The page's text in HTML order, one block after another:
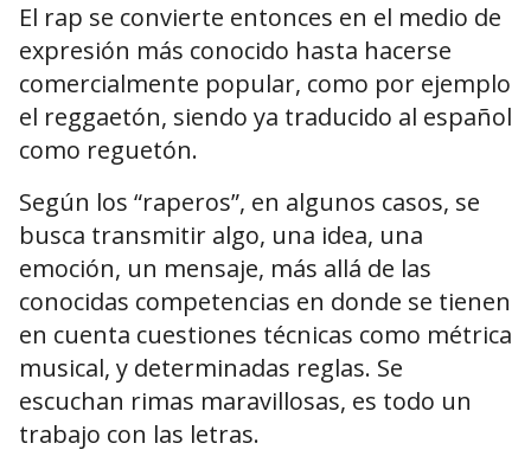
El rap se convierte entonces en el medio de
expresión más conocido hasta hacerse
comercialmente popular, como por ejemplo
el reggaetón, siendo ya traducido al español
como reguetón.
Según los “raperos”, en algunos casos, se
busca transmitir algo, una idea, una
emoción, un mensaje, más allá de las
conocidas competencias en donde se tienen
en cuenta cuestiones técnicas como métrica
musical, y determinadas reglas. Se
escuchan rimas maravillosas, es todo un
trabajo con las letras.